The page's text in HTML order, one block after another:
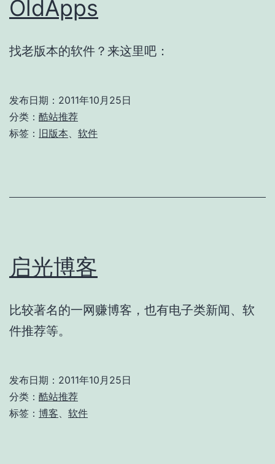
OldApps
找老版本的软件？来这里吧：
发布日期： 2011年10月25日
分类： 酷站推荐
标签： 旧版本 软件
启光博客
比较著名的一网赚博客，也有电子类新闻、软
件推荐等。
发布日期： 2011年10月25日
分类： 酷站推荐
标签： 博客 软件